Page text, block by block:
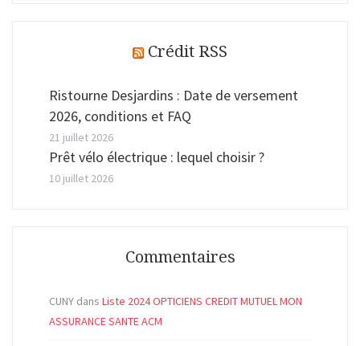
Crédit RSS
Ristourne Desjardins : Date de versement
2026, conditions et FAQ
21 juillet 2026
Prêt vélo électrique : lequel choisir ?
10 juillet 2026
Commentaires
CUNY dans Liste 2024 OPTICIENS CREDIT MUTUEL MON
ASSURANCE SANTE ACM